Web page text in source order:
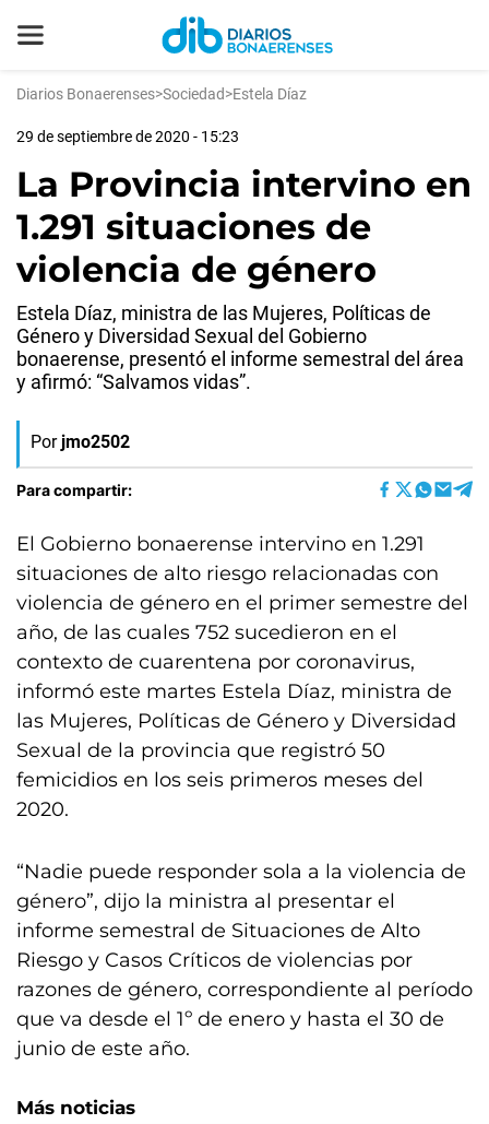
Diarios Bonaerenses>Sociedad>Estela Díaz
29 de septiembre de 2020 - 15:23
La Provincia intervino en
1.291 situaciones de
violencia de género
Estela Díaz, ministra de las Mujeres, Políticas de
Género y Diversidad Sexual del Gobierno
bonaerense, presentó el informe semestral del área
y afirmó: “Salvamos vidas”.
Por jmo2502
Para compartir:
El Gobierno bonaerense intervino en 1.291
situaciones de alto riesgo relacionadas con
violencia de género en el primer semestre del
año, de las cuales 752 sucedieron en el
contexto de cuarentena por coronavirus,
informó este martes Estela Díaz, ministra de
las Mujeres, Políticas de Género y Diversidad
Sexual de la provincia que registró 50
femicidios en los seis primeros meses del
2020.
“Nadie puede responder sola a la violencia de
género”, dijo la ministra al presentar el
informe semestral de Situaciones de Alto
Riesgo y Casos Críticos de violencias por
razones de género, correspondiente al período
que va desde el 1º de enero y hasta el 30 de
junio de este año.
Más noticias